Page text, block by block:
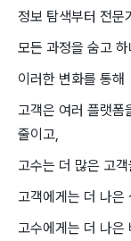
정보 탐색부터 전문
모든 과정을 숨고
이러한 변화를 통해
고객은 여러 플랫폼
줄이고,
고수는 더 많은 고
고객에게는 더 나은
고수에게는 더 나은